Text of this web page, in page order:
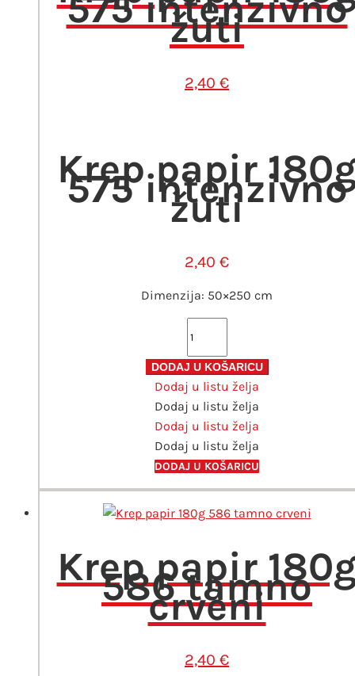
žuti
2,40 €
Krep papir
575 intenzivno
žuti
2,40 €
Dimenzija: 50×250 cm
180g
575
intenzivno
žuti
količina
DODAJ U KOŠARICU
Dodaj u listu želja
Dodaj u listu želja
Dodaj u listu želja
Dodaj u listu želja
DODAJ U KOŠARICU
Krep papir
586 tamno
crveni
2,40 €